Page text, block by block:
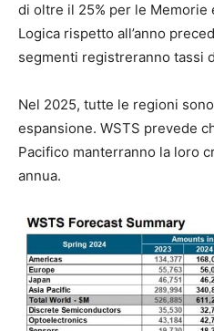
di oltre il 25% per le Memorie
Logica rispetto all’anno
segmenti registreranno tassi
Nel 2025, tutte le regioni
espansione. WSTS prevede
Pacifico manterranno la loro
annua.